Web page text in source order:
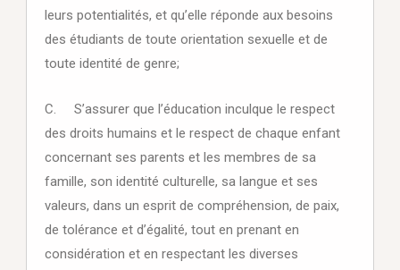
leurs potentialités, et qu’elle réponde aux besoins
des étudiants de toute orientation sexuelle et de
toute identité de genre;
C. S’assurer que l’éducation inculque le respect
des droits humains et le respect de chaque enfant
concernant ses parents et les membres de sa
famille, son identité culturelle, sa langue et ses
valeurs, dans un esprit de compréhension, de paix,
de tolérance et d’égalité, tout en prenant en
considération et en respectant les diverses